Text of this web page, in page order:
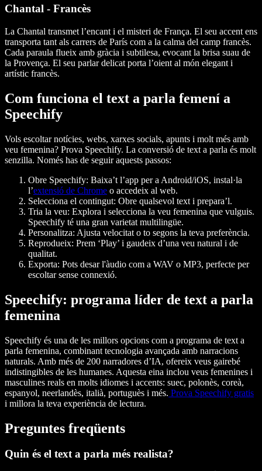
Chantal - Francès
La Chantal transmet l’encant i el misteri de França. El seu accent ens
transporta tant als carrers de París com a la calma del camp francès.
Cada paraula flueix amb gràcia i subtilesa, evocant la brisa suau de
la Provença. El seu parlar delicat porta l’oient al món elegant i
artístic francès.
Com funciona el text a parla femení a
Speechify
Vols escoltar notícies, webs, xarxes socials, apunts i molt més amb
veu femenina? Prova Speechify. La conversió de text a parla és molt
senzilla. Només has de seguir aquests passos:
Obre Speechify: Baixa’t l’app per a Android/iOS, instal·la
l’extensió de Chrome o accedeix al web.
Selecciona el contingut: Obre qualsevol text i prepara’l.
Tria la veu: Explora i selecciona la veu femenina que vulguis.
Speechify té una gran varietat multilingüe.
Personalitza: Ajusta velocitat o to segons la teva preferència.
Reprodueix: Prem ‘Play’ i gaudeix d’una veu natural i de
qualitat.
Exporta: Pots desar l'àudio com a WAV o MP3, perfecte per
escoltar sense connexió.
Speechify: programa líder de text a parla
femenina
Speechify és una de les millors opcions com a programa de text a
parla femenina, combinant tecnologia avançada amb narracions
naturals. Amb més de 200 narradores d’IA, ofereix veus gairebé
indistingibles de les humanes. Aquesta eina inclou veus femenines i
masculines reals en molts idiomes i accents: suec, polonès, coreà,
espanyol, neerlandès, italià, portuguès i més. Prova Speechify gratis
i millora la teva experiència de lectura.
Preguntes freqüents
Quin és el text a parla més realista?